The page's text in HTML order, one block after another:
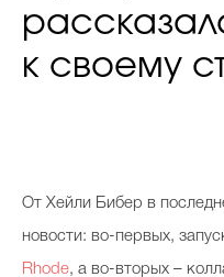
к своему
От Хейли Бибер в
новости: во-первых,
Rhode, а во-вторых –